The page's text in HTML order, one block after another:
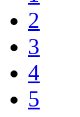
2
3
4
5